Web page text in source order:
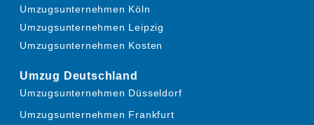
Umzugsunternehmen Köln
Umzugsunternehmen Leipzig
Umzugsunternehmen Kosten
Umzug Deutschland
Umzugsunternehmen Düsseldorf
Umzugsunternehmen Frankfurt